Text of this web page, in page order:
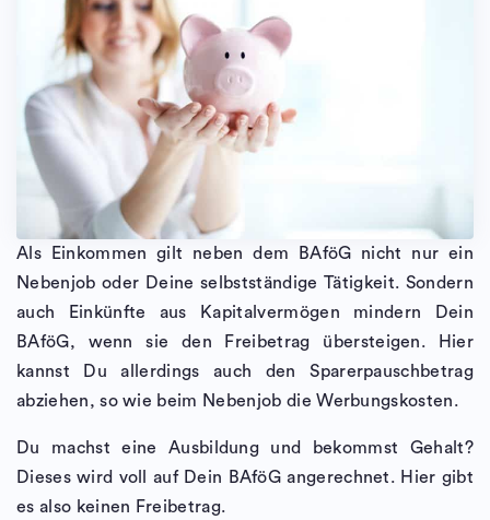
Als Einkommen gilt neben dem BAföG nicht nur ein
Nebenjob oder Deine selbstständige Tätigkeit. Sondern
auch Einkünfte aus Kapitalvermögen mindern Dein
BAföG, wenn sie den Freibetrag übersteigen. Hier
kannst Du allerdings auch den Sparerpauschbetrag
abziehen, so wie beim Nebenjob die Werbungskosten.
Du machst eine Ausbildung und bekommst Gehalt?
Dieses wird voll auf Dein BAföG angerechnet. Hier gibt
es also keinen Freibetrag.